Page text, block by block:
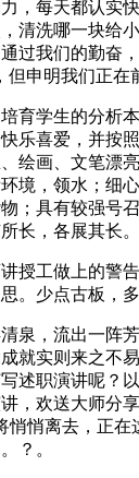
，每天都认实
清洗哪一块给
过我们的勤奋
申明我们正在
学生的分析本
乐喜爱，并按
绘画、文笔漂
境，领水；细
；具有较强号
长，各展其长。
工做上的警告
。少点古板，多
，流出一阵芳
就实则来之不
述职演讲呢？
，欢送大师分
悄悄离去，正在
？。